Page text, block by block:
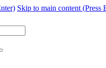
Skip to main content (Press